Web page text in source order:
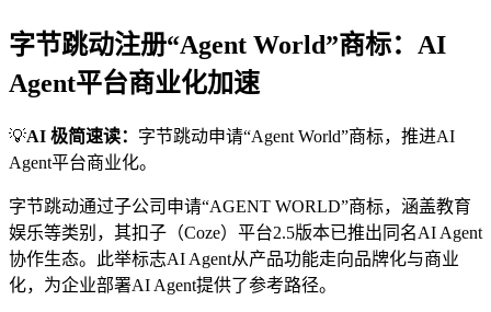
字节跳动注册“Agent World”商标：AI
Agent平台商业化加速
💡AI 极简速读： 字节跳动申请“Agent World”商标，推进AI
Agent平台商业化。
字节跳动通过子公司申请“AGENT WORLD”商标，涵盖教育
娱乐等类别，其扣子（Coze）平台2.5版本已推出同名AI Agent
协作生态。此举标志AI Agent从产品功能走向品牌化与商业
化，为企业部署AI Agent提供了参考路径。